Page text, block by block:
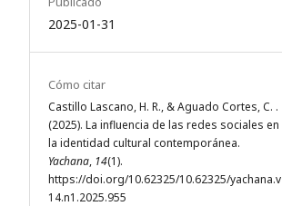
2025-01-31
Cómo citar
Castillo Lascano, H. R., & Aguado Cortes, C. .
(2025). La influencia de las redes sociales en
la identidad cultural contemporánea.
Yachana, 14(1).
https://doi.org/10.62325/10.62325/yachana.v
14.n1.2025.955